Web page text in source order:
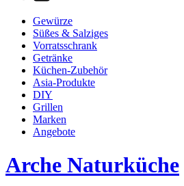
Gewürze
Süßes & Salziges
Vorratsschrank
Getränke
Küchen-Zubehör
Asia-Produkte
DIY
Grillen
Marken
Angebote
Arche Naturküche